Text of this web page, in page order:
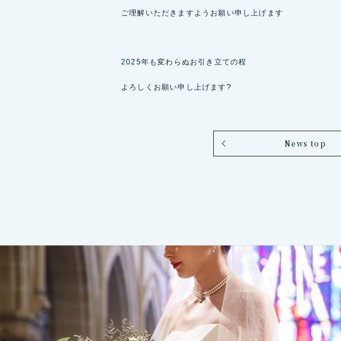
ご理解いただきますようお願い申し上げます
2025年も変わらぬお引き立ての程
よろしくお願い申し上げます?
News top